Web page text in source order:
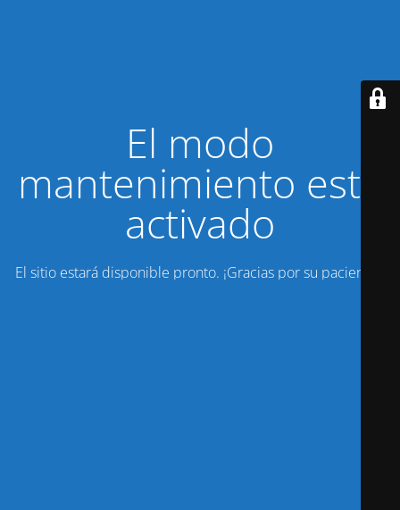
El modo
mantenimiento está
activado
El sitio estará disponible pronto. ¡Gracias por su paciencia!